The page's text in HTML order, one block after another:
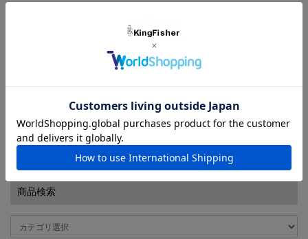
ンド) 4040
ビッグベイトバンド専用
1 / 1ページ（全2件）
商品検索